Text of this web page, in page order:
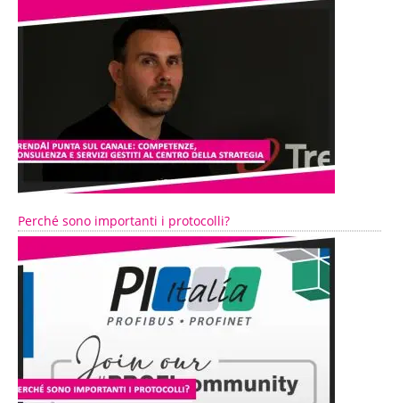
Perché sono importanti i protocolli?